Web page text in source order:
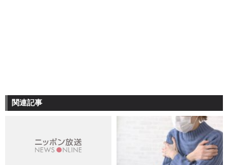
関連記事